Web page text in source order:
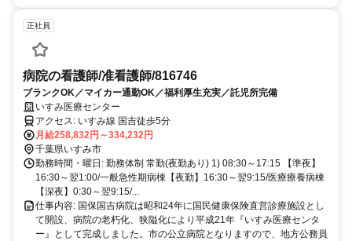
正社員
病院の看護師/准看護師/816746
ブランクOK／マイカー通勤OK／福利厚生充実／託児所完備
いすみ医療センター
アクセス: いすみ線 国吉徒歩5分
月給258,832円～334,232円
千葉県いすみ市
勤務時間・曜日: 勤務体制 常勤(夜勤あり) 1) 08:30～17:15 【準夜】
16:30～翌1:00/一般急性期病棟【夜勤】16:30～翌9:15/医療療養病棟
【深夜】0:30～翌9:15/...
仕事内容: 国保国吉病院は昭和24年に国民健康保険直営診療施設とし
て開設、病院の老朽化、狭隘化により平成21年『いすみ医療センタ
ー』として完成しました。市の公立病院となりますので、地方公務員